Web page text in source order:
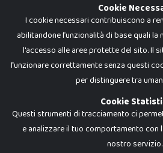
Dadi e Mattoncini è un brand di Giocabene Srl.
Cookie
I cookie necessari contribuiscono a
abilitandone funzionalità di base quali la
l'accesso alle aree protette del sito. Il
funzionare correttamente senza questi
per distinguere tra
Cookie
Questi strumenti di tracciamento ci
e analizzare il tuo comportamento
nostro servizio.